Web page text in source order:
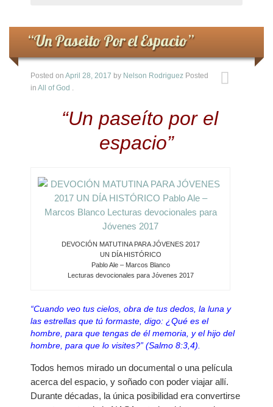
“Un Paseito Por el Espacio”
Posted on April 28, 2017 by Nelson Rodriguez Posted
in All of God .
“Un paseíto por el
espacio”
DEVOCIÓN MATUTINA PARA JÓVENES 2017
UN DÍA HISTÓRICO
Pablo Ale – Marcos Blanco
Lecturas devocionales para Jóvenes 2017
“Cuando veo tus cielos, obra de tus dedos, la luna y
las estrellas que tú formaste, digo: ¿Qué es el
hombre, para que tengas de él memoria, y el hijo del
hombre, para que lo visites?” (Salmo 8:3,4).
Todos hemos mirado un documental o una película
acerca del espacio, y soñado con poder viajar allí.
Durante décadas, la única posibilidad era convertirse